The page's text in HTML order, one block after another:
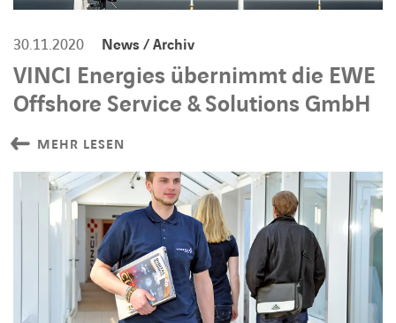
30.11.2020 News / Archiv
VINCI Energies übernimmt die EWE
Offshore Service & Solutions GmbH
MEHR LESEN